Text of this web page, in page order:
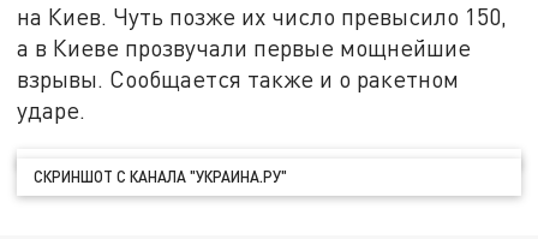
на Киев. Чуть позже их число превысило 150,
а в Киеве прозвучали первые мощнейшие
взрывы. Сообщается также и о ракетном
ударе.
СКРИНШОТ С КАНАЛА "УКРАИНА.РУ"